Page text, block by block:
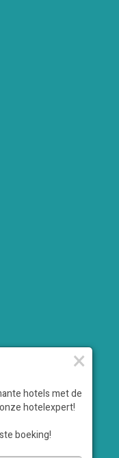
×
hotels met de
hotelexpert!
boeking!